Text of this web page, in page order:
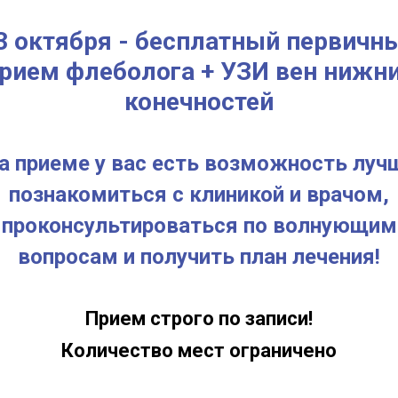
октября - бесплатный
флеболога + УЗИ вен
конечностей
приеме у вас есть возможность
познакомиться с клиникой и врачом,
проконсультироваться по волнующим
вопросам и получить план лечения!
Прием строго по записи!
Количество мест ограничено